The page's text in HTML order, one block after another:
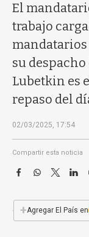
El
trabajo
mandatarios
su
Lubetkin es
repaso del
02/03/2025, 17:54
Compartir esta noticia
F
e
b
W
s
T
w
t
L
+Agregar El País en